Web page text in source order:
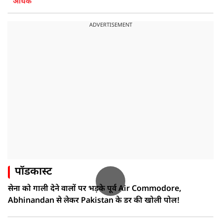
ADVERTISEMENT
पॉडकास्ट
सेना को गाली देने वालों पर भड़के पूर्व Air Commodore,
Abhinandan से लेकर Pakistan के डर की खोली पोल!